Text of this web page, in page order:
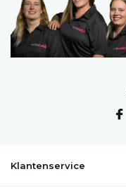
Klantenservice